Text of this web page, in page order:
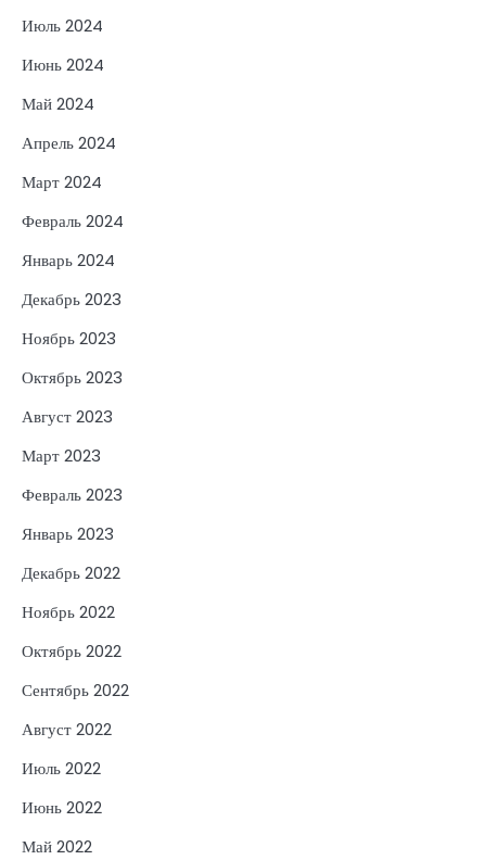
Июль 2024
Июнь 2024
Май 2024
Апрель 2024
Март 2024
Февраль 2024
Январь 2024
Декабрь 2023
Ноябрь 2023
Октябрь 2023
Август 2023
Март 2023
Февраль 2023
Январь 2023
Декабрь 2022
Ноябрь 2022
Октябрь 2022
Сентябрь 2022
Август 2022
Июль 2022
Июнь 2022
Май 2022